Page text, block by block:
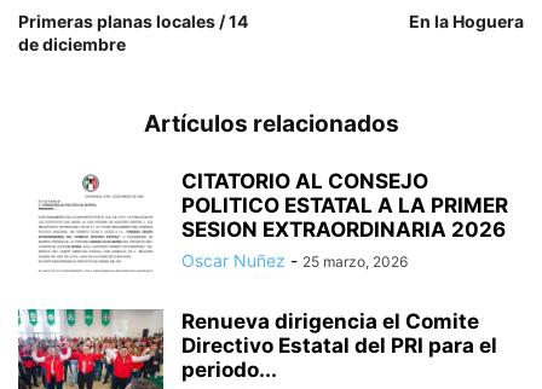
Primeras planas locales / 14
de diciembre
En la Hoguera
Artículos relacionados
CITATORIO AL CONSEJO
POLITICO ESTATAL A LA PRIMER
SESION EXTRAORDINARIA 2026
Oscar Nuñez - 25 marzo, 2026
Renueva dirigencia el Comite
Directivo Estatal del PRI para el
periodo...